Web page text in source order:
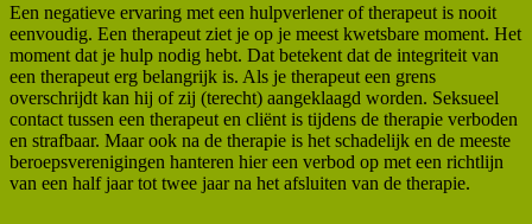
Een negatieve ervaring met een hulpverlener of therapeut is nooit
eenvoudig. Een therapeut ziet je op je meest kwetsbare moment. Het
moment dat je hulp nodig hebt. Dat betekent dat de integriteit van
een therapeut erg belangrijk is. Als je therapeut een grens
overschrijdt kan hij of zij (terecht) aangeklaagd worden. Seksueel
contact tussen een therapeut en cliënt is tijdens de therapie verboden
en strafbaar. Maar ook na de therapie is het schadelijk en de meeste
beroepsverenigingen hanteren hier een verbod op met een richtlijn
van een half jaar tot twee jaar na het afsluiten van de therapie.